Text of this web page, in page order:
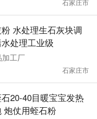
石家庄市
水处理生石灰块调
处理工业级
加工厂
石家庄市
20-40目暖宝宝发热
炮仗用蛭石粉